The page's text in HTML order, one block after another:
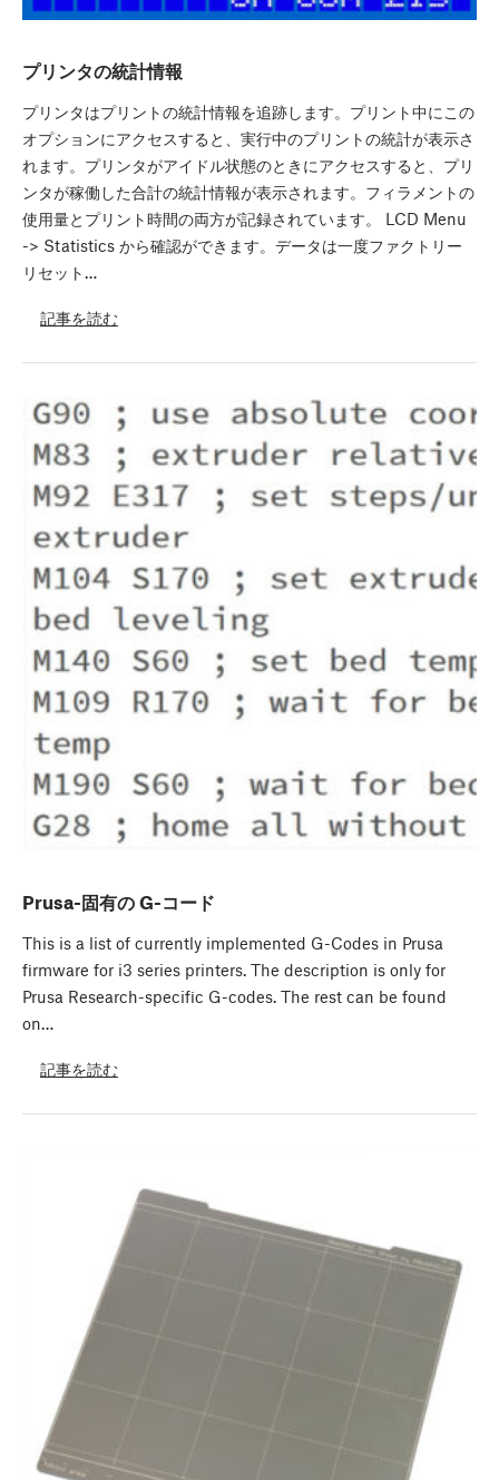
プリンタの統計情報
プリンタはプリントの統計情報を追跡します。プリント中にこの
オプションにアクセスすると、実行中のプリントの統計が表示さ
れます。プリンタがアイドル状態のときにアクセスすると、プリ
ンタが稼働した合計の統計情報が表示されます。フィラメントの
使用量とプリント時間の両方が記録されています。 LCD Menu
-> Statistics から確認ができます。データは一度ファクトリー
リセット…
記事を読む
Prusa-固有の G-コード
This is a list of currently implemented G-Codes in Prusa
firmware for i3 series printers. The description is only for
Prusa Research-specific G-codes. The rest can be found
on…
記事を読む